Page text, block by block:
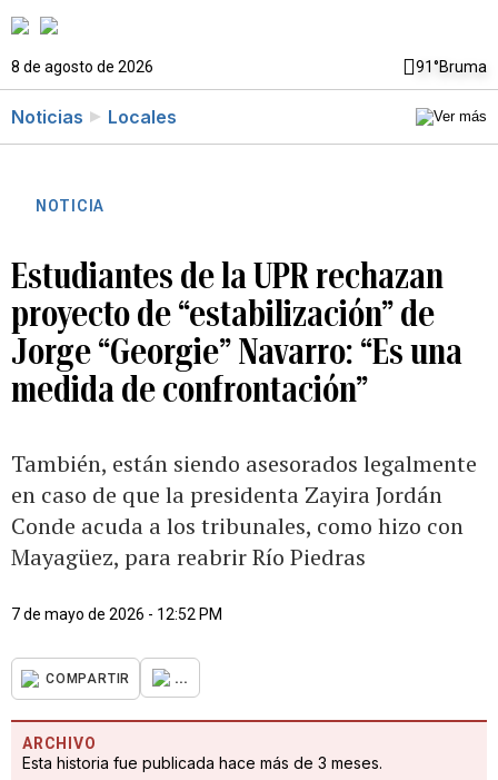
8 de agosto de 2026 91°Bruma
Noticias Locales
NOTICIA
Estudiantes de la UPR rechazan
proyecto de “estabilización” de
Jorge “Georgie” Navarro: “Es una
medida de confrontación”
También, están siendo asesorados legalmente
en caso de que la presidenta Zayira Jordán
Conde acuda a los tribunales, como hizo con
Mayagüez, para reabrir Río Piedras
7 de mayo de 2026 - 12:52 PM
COMPARTIR ...
ARCHIVO
Esta historia fue publicada hace más de 3 meses.